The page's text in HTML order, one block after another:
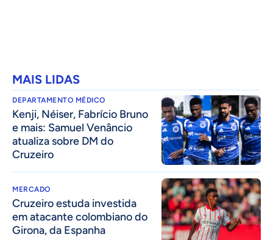
MAIS LIDAS
DEPARTAMENTO MÉDICO
Kenji, Néiser, Fabrício Bruno
e mais: Samuel Venâncio
atualiza sobre DM do
Cruzeiro
MERCADO
Cruzeiro estuda investida
em atacante colombiano do
Girona, da Espanha